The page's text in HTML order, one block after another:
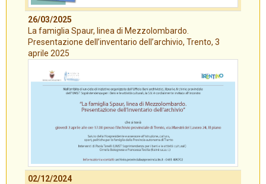
26/03/2025
La famiglia Spaur, linea di Mezzolombardo.
Presentazione dell’inventario dell’archivio, Trento, 3
aprile 2025
02/12/2024